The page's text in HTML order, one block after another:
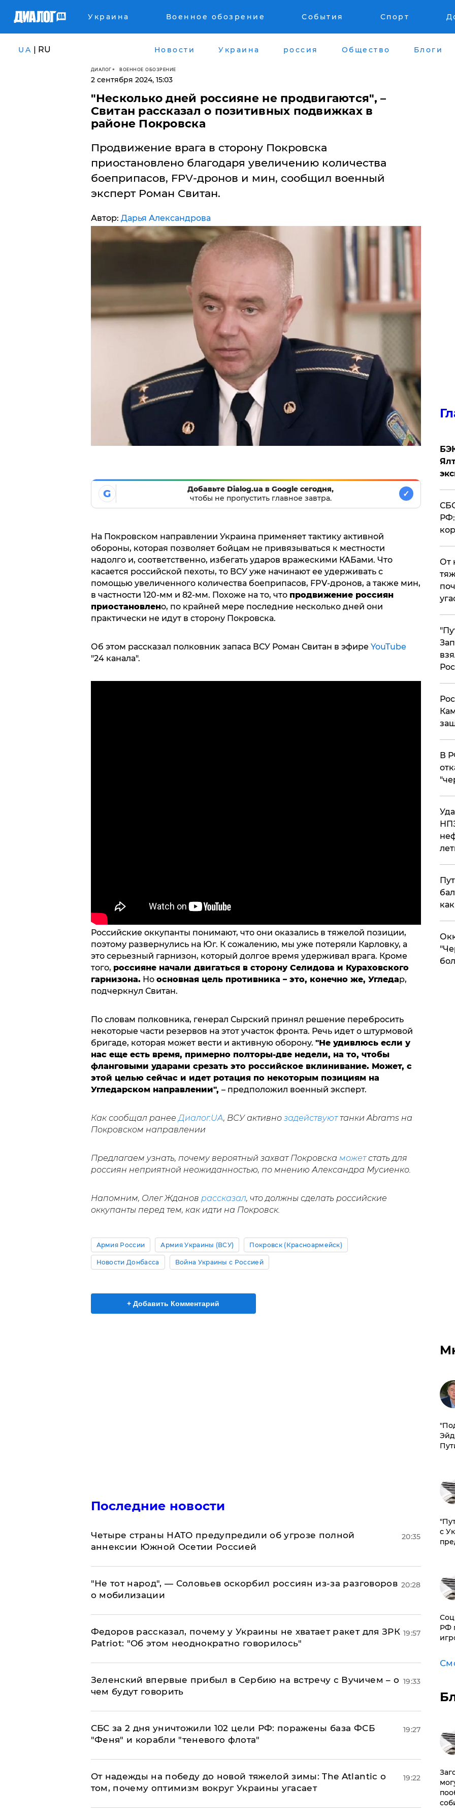
Украина Военное обозрение События Спорт
UA | RU Новости Украина россия Общество Блоги
ДИАЛОГ ВОЕННОЕ ОБОЗРЕНИЕ
2 сентября 2024, 15:03
"Несколько дней россияне не продвигаются", –
Свитан рассказал о позитивных подвижках в
районе Покровска
Продвижение врага в сторону Покровска
приостановлено благодаря увеличению количества
боеприпасов, FPV-дронов и мин, сообщил военный
эксперт Роман Свитан.
Автор: Дарья Александрова
G
Добавьте Dialog.ua в Google сегодня,
чтобы не пропустить главное завтра.
✓
На Покровском направлении Украина применяет тактику активной
обороны, которая позволяет бойцам не привязываться к местности
надолго и, соответственно, избегать ударов вражескими КАБами. Что
касается российской пехоты, то ВСУ уже начинают ее удерживать с
помощью увеличенного количества боеприпасов, FPV-дронов, а также мин,
в частности 120-мм и 82-мм. Похоже на то, что продвижение россиян
приостановлено, по крайней мере последние несколько дней они
практически не идут в сторону Покровска.
Об этом рассказал полковник запаса ВСУ Роман Свитан в эфире YouTube
"24 канала".
Российские оккупанты понимают, что они оказались в тяжелой позиции,
поэтому развернулись на Юг. К сожалению, мы уже потеряли Карловку, а
это серьезный гарнизон, который долгое время удерживал врага. Кроме
того, россияне начали двигаться в сторону Селидова и Кураховского
гарнизона. Но основная цель противника – это, конечно же, Угледар,
подчеркнул Свитан.
По словам полковника, генерал Сырский принял решение перебросить
некоторые части резервов на этот участок фронта. Речь идет о штурмовой
бригаде, которая может вести и активную оборону. "Не удивлюсь если у
нас еще есть время, примерно полторы-две недели, на то, чтобы
фланговыми ударами срезать это российское вклинивание. Может, с
этой целью сейчас и идет ротация по некоторым позициям на
Угледарском направлении", – предположил военный эксперт.
Как сообщал ранееДиалог.UA, ВСУ активно задействуюттанки Abrams на
Покровском направлении
Предлагаем узнать, почему вероятный захват Покровска можетстать для
россиян неприятной неожиданностью, по мнению Александра Мусиенко.
Напомним, Олег Жданов рассказал, что должны сделать российские
оккупанты перед тем, как идти на Покровск.
Армия России Армия Украины (ВСУ) Покровск (Красноармейск)
Новости Донбасса Война Украины с Россией
+ Добавить Комментарий
Последние новости
Четыре страны НАТО предупредили об угрозе полной
аннексии Южной Осетии Россией
20:35
​"Не тот народ", — Соловьев оскорбил россиян из-за разговоров
о мобилизации
20:28
Федоров рассказал, почему у Украины не хватает ракет для ЗРК
Patriot: "Об этом неоднократно говорилось"
19:57
Зеленский впервые прибыл в Сербию на встречу с Вучичем – о
чем будут говорить
19:33
СБС за 2 дня уничтожили 102 цели РФ: поражены база ФСБ
"Феня" и корабли "теневого флота"
19:27
От надежды на победу до новой тяжелой зимы: The Atlantic о
том, почему оптимизм вокруг Украины угасает
19:22
От
​В
с
РФ